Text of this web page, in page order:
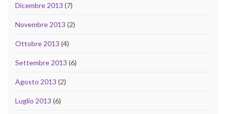
Dicembre 2013 (7)
Novembre 2013 (2)
Ottobre 2013 (4)
Settembre 2013 (6)
Agosto 2013 (2)
Luglio 2013 (6)